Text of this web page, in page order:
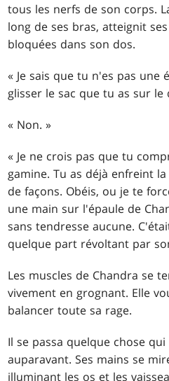
tous les nerfs de son corps.
long de ses bras, atteignit
bloquées dans son dos.
« Je sais que tu n'es pas une
glisser le sac que tu as sur
« Non. »
« Je ne crois pas que tu
gamine. Tu as déjà enfreint
de façons. Obéis, ou je te
une main sur l'épaule de
sans tendresse aucune.
quelque part révoltant par
Les muscles de Chandra se
vivement en grognant. Elle
balancer toute sa rage.
Il se passa quelque chose
auparavant. Ses mains se
illuminant les os et les